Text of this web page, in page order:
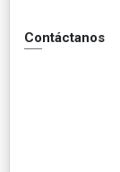
Contáctanos